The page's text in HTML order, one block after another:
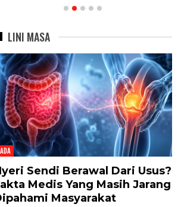
LINI MASA
Sendi Berawal Dari Usus?
Medis Yang Masih Jarang
Masyarakat